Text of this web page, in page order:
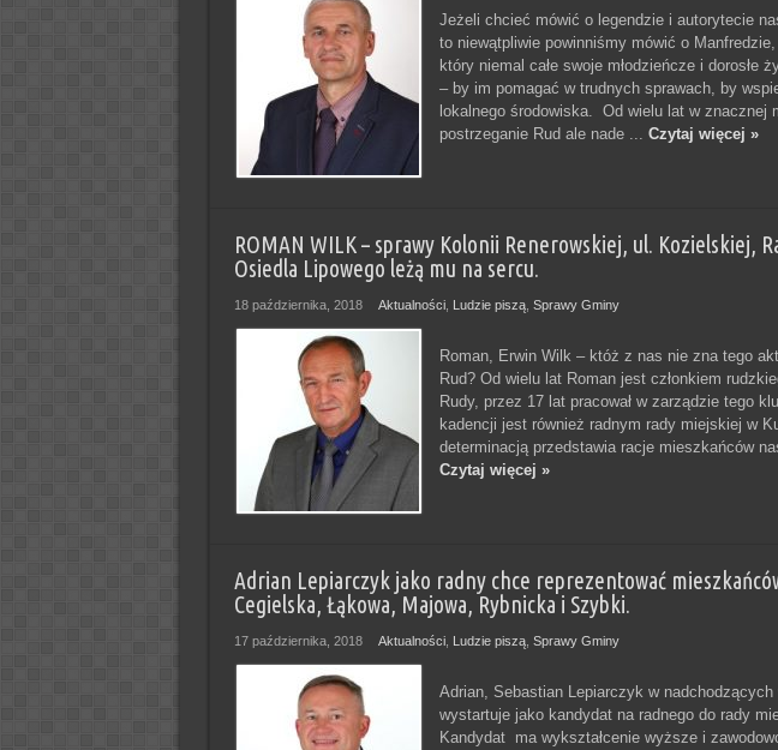
Jeżeli chcieć mówić o legendzie i autorytecie
to niewątpliwie powinniśmy mówić o
który niemal całe swoje młodzieńcze i dorosłe
– by im pomagać w trudnych sprawach, by
lokalnego środowiska. Od wielu lat w znacznej
postrzeganie Rud ale nade ... Czytaj więcej »
ROMAN WILK – sprawy Kolonii Renerowskiej, ul. Kozielskiej,
Osiedla Lipowego leżą mu na sercu.
18 października, 2018 Aktualności, Ludzie piszą, Sprawy Gminy
Roman, Erwin Wilk – któż z nas nie zna tego
Rud? Od wielu lat Roman jest członkiem
Rudy, przez 17 lat pracował w zarządzie tego
kadencji jest również radnym rady miejskiej w
determinacją przedstawia racje mieszkańców
Czytaj więcej »
Adrian Lepiarczyk jako radny chce reprezentować
Cegielska, Łąkowa, Majowa, Rybnicka i Szybki.
17 października, 2018 Aktualności, Ludzie piszą, Sprawy Gminy
Adrian, Sebastian Lepiarczyk w
wystartuje jako kandydat na radnego do rady
Kandydat ma wykształcenie wyższe i